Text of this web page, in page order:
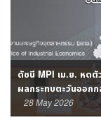
สศอ. เผย MPI Q1/
ทยอยฟื้นตัว
30 April 2026